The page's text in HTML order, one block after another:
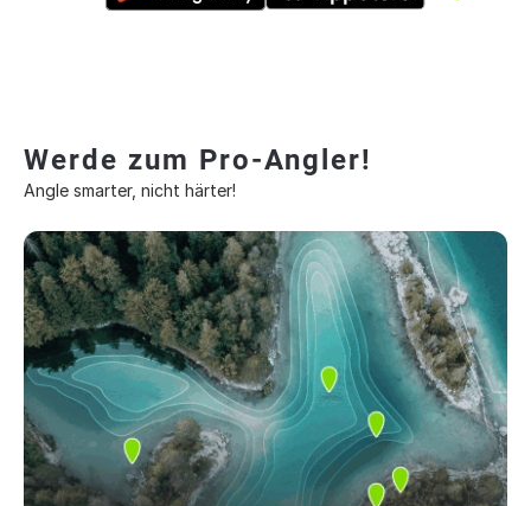
Werde zum Pro-Angler!
Angle smarter, nicht härter!